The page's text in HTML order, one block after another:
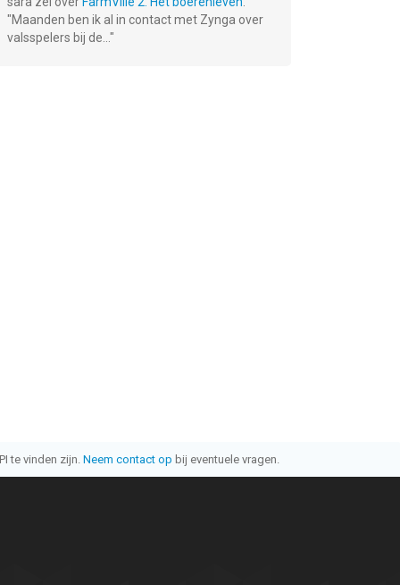
"Maanden ben ik al in contact met Zynga over
valsspelers bij de... "
te vinden zijn. Neem contact op bij eventuele vragen.